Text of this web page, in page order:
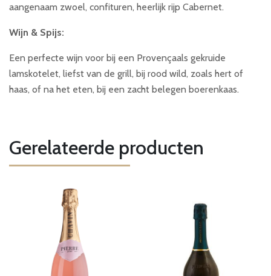
aangenaam zwoel, confituren, heerlijk rijp Cabernet.
Wijn & Spijs:
Een perfecte wijn voor bij een Provençaals gekruide
lamskotelet, liefst van de grill, bij rood wild, zoals hert of
haas, of na het eten, bij een zacht belegen boerenkaas.
Gerelateerde producten